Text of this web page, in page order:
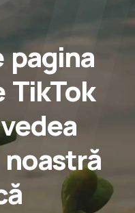
pagina
TikTok